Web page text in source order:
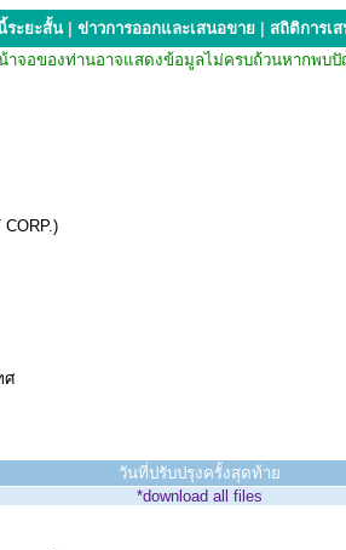
ระยะสั้น ข่าวการออกและเสนอขาย สถิติการเ
าจอของท่านอาจแสดงข้อมูลไม่ครบถ้วนหากพบ
ศ
วันที่ปรับปรุงครั้งสุดท้าย
*download all files